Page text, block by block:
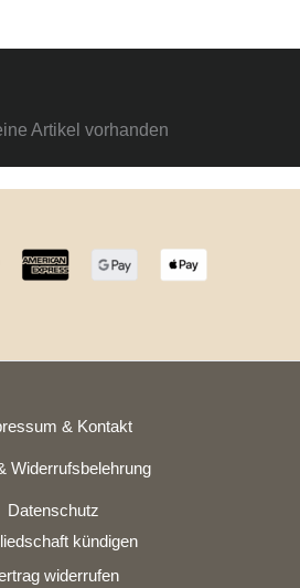
Artikel vorhanden
& Kontakt
Widerrufsbelehrung
Datenschutz
kündigen
widerrufen